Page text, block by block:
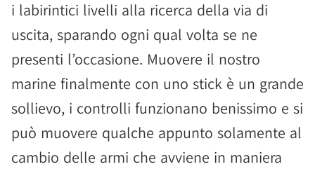
i labirintici livelli alla ricerca della via di
uscita, sparando ogni qual volta se ne
presenti l’occasione. Muovere il nostro
marine finalmente con uno stick è un grande
sollievo, i controlli funzionano benissimo e si
può muovere qualche appunto solamente al
cambio delle armi che avviene in maniera